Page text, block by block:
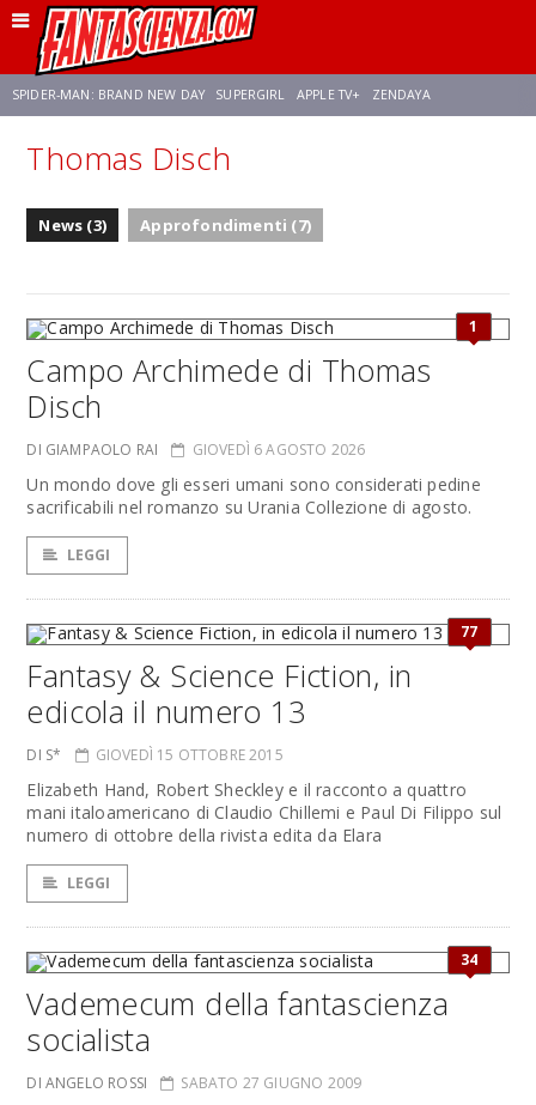
SPIDER-MAN: BRAND NEW DAY SUPERGIRL APPLE TV+ ZENDAYA
FRANCO RICCIARDIELLO AVENGERS: DOOMSDAY
Thomas Disch
News (3) Approfondimenti (7)
1
Campo Archimede di Thomas
Disch
DI GIAMPAOLO RAI GIOVEDÌ 6 AGOSTO 2026
Un mondo dove gli esseri umani sono considerati pedine
sacrificabili nel romanzo su Urania Collezione di agosto.
LEGGI
77
Fantasy & Science Fiction, in
edicola il numero 13
DI S* GIOVEDÌ 15 OTTOBRE 2015
Elizabeth Hand, Robert Sheckley e il racconto a quattro
mani italoamericano di Claudio Chillemi e Paul Di Filippo sul
numero di ottobre della rivista edita da Elara
LEGGI
34
Vademecum della fantascienza
socialista
DI ANGELO ROSSI SABATO 27 GIUGNO 2009